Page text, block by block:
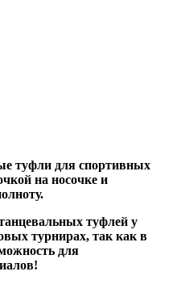
туфли для спортивных
на носочке и
туфлей у
турнирах, так как в
для